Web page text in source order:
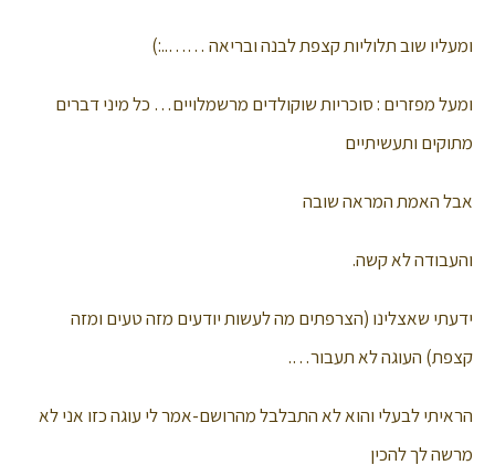
ומעליו שוב תלוליות קצפת לבנה ובריאה ……..:)
ומעל מפזרים : סוכריות שוקולדים מרשמלויים… כל מיני דברים
מתוקים ותעשיתיים
אבל האמת המראה שובה
והעבודה לא קשה.
ידעתי שאצלינו (הצרפתים מה לעשות יודעים מזה טעים ומזה
קצפת) העוגה לא תעבור….
הראיתי לבעלי והוא לא התבלבל מהרושם-אמר לי עוגה כזו אני לא
מרשה לך להכין